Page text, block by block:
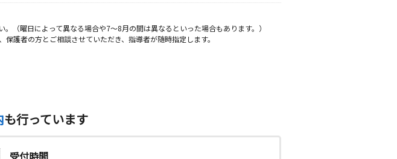
（曜日によって異なる場合や7～8月の間は異なるといった場合もあります。）
護者の方とご相談させていただき、指導者が随時指定します。
も行っています
受付時間